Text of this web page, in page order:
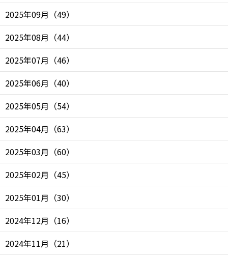
2025年09月 （49）
2025年08月 （44）
2025年07月 （46）
2025年06月 （40）
2025年05月 （54）
2025年04月 （63）
2025年03月 （60）
2025年02月 （45）
2025年01月 （30）
2024年12月 （16）
2024年11月 （21）